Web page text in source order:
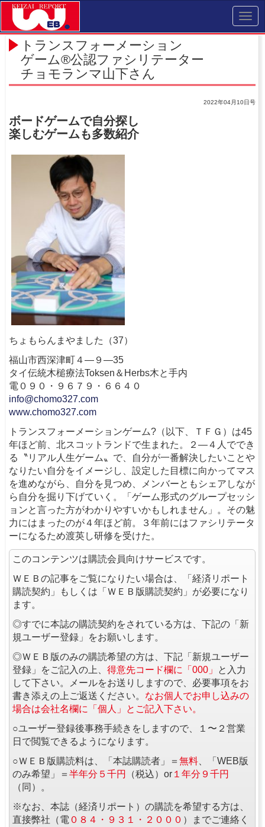
トランスフォーメーション
ゲーム®公認ファシリテーター
チョモランマ山下さん
2022年04月10日号
ボードゲームで自分探し
楽しむゲームも多数紹介
ちょもらんまやました（37）
福山市西深津町４―９―35
タイ伝統木槌療法Toksen＆Herbs木と手内
電０９０・９６７９・６６４０
info@chomo327.com
www.chomo327.com
トランスフォーメーションゲーム?（以下、ＴＦＧ）は45
年ほど前、北スコットランドで生まれた。２―４人ででき
る〝リアル人生ゲーム〟で、自分が一番解決したいことや
なりたい自分をイメージし、設定した目標に向かってマス
を進めながら、自分を見つめ、メンバーともシェアしなが
ら自分を掘り下げていく。「ゲーム形式のグループセッシ
ョンと言った方がわかりやすいかもしれません」。その魅
力にはまったのが４年ほど前。３年前にはファシリテータ
ーになるため渡英し研修を受けた。
このコンテンツは購読会員向けサービスです。
ＷＥＢの記事をご覧になりたい場合は、「経済リポート
購読契約」もしくは「ＷＥＢ版購読契約」が必要になり
ます。
◎すでに本誌の購読契約をされている方は、下記の「新
規ユーザー登録」をお願いします。
◎ＷＥＢ版のみの購読希望の方は、下記「新規ユーザー
登録」をご記入の上、 得意先コード欄に「000」
と入力
して下さい。メールをお送りしますので、必要事項をお
書き添えの上ご返送ください。 なお個人でお申し込みの
場合は会社名欄に「個人」とご記入下さい。
○ユーザー登録後事務手続きをしますので、１〜２営業
日で閲覧できるようになります。
○ＷＥＢ版購読料は、「本誌購読者」＝ 無料 、「WEB版
のみ希望」＝ 半年分５千円 （税込）or １年分９千円
（同）。
※なお、本誌（経済リポート）の購読を希望する方は、
直接弊社（電 ０８４・９３１・２０００ ）までご連絡く